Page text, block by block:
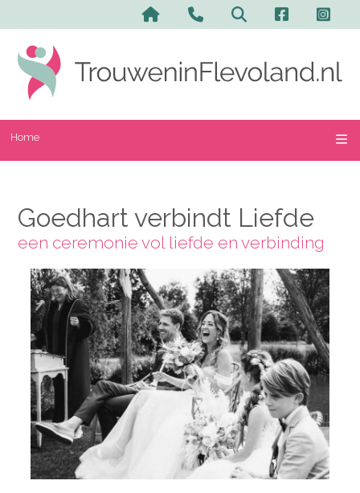
Home
Goedhart verbindt Liefde
een ceremonie vol liefde en verbinding